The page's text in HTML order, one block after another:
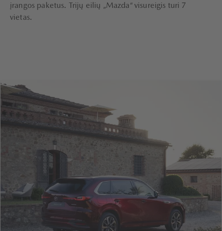
įrangos paketus. Trijų eilių „Mazda“ visureigis turi 7
vietas.